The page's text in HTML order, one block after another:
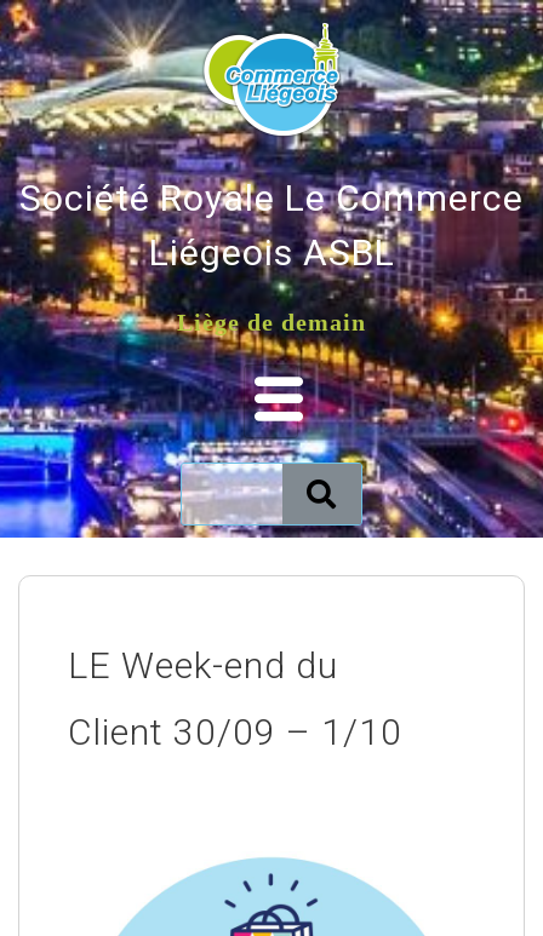
Société Royale Le Commerce
Liégeois ASBL
Liège de demain
LE Week-end du
Client 30/09 – 1/10